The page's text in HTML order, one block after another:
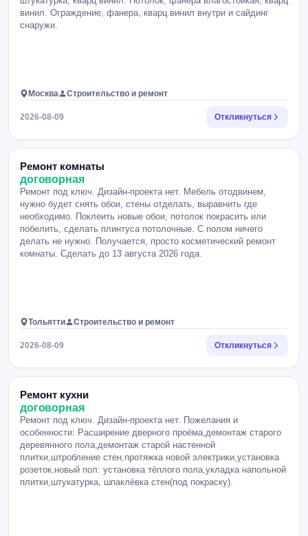
винил. Ограждение, фанера, кварц винил внутри и сайдинг
снаружи.
Москва Строительство и ремонт
2026-08-09 Откликнуться
Ремонт комнаты
договорная
Ремонт под ключ. Дизайн-проекта нет. Мебель отодвинем,
нужно будет снять обои, стены отделать, выравнить где
необходимо. Поклеить новые обои, потолок покрасить или
побелить, сделать плинтуса потолочные. С полом ничего
делать не нужно. Получается, просто косметический ремонт
комнаты. Сделать до 13 августа 2026 года.
Тольятти Строительство и ремонт
2026-08-09 Откликнуться
Ремонт кухни
договорная
Ремонт под ключ. Дизайн-проекта нет. Пожелания и
особенности: Расширение дверного проёма,демонтаж старого
деревянного пола,демонтаж старой настенной
плитки,штробление стен,протяжка новой электрики,установка
розеток,новый пол: установка тёплого пола,укладка напольной
плитки,штукатурка, шпаклёвка стен(под покраску).